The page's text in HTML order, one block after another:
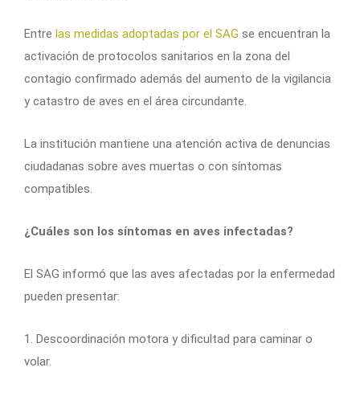
Entre las medidas adoptadas por el SAG se encuentran la
activación de protocolos sanitarios en la zona del
contagio confirmado además del aumento de la vigilancia
y catastro de aves en el área circundante.
La institución mantiene una atención activa de denuncias
ciudadanas sobre aves muertas o con síntomas
compatibles.
¿Cuáles son los síntomas en aves infectadas?
El SAG informó que las aves afectadas por la enfermedad
pueden presentar:
1. Descoordinación motora y dificultad para caminar o
volar.